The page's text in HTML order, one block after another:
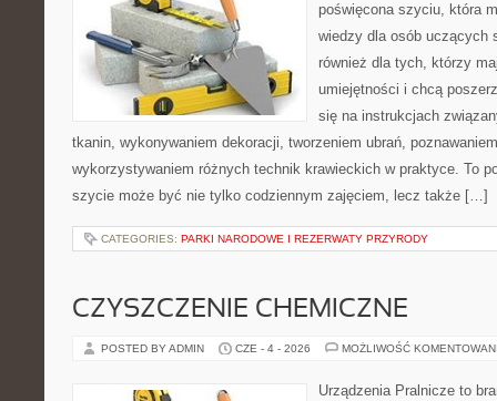
poświęcona szyciu, która
wiedzy dla osób uczących
również dla tych, którzy
umiejętności i chcą
się na instrukcjach
tkanin, wykonywaniem dekoracji, tworzeniem ubrań,
wykorzystywaniem różnych technik krawieckich w praktyce. To
szycie może być nie tylko codziennym zajęciem, lecz także […]
CATEGORIES: PARKI NARODOWE I REZERWATY PRZYRODY
CZYSZCZENIE CHEMICZNE
POSTED BY ADMIN CZE - 4 - 2026 MOŻLIWOŚĆ
Urządzenia Pralnicze to